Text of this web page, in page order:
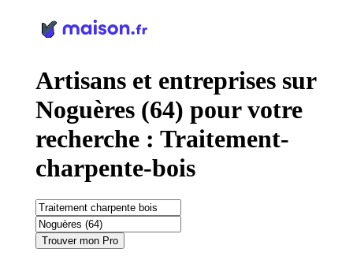
Artisans et entreprises sur
Noguères (64) pour votre
recherche : Traitement-
charpente-bois
Trouver mon Pro